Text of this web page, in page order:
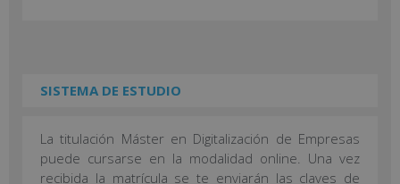
SISTEMA DE ESTUDIO
La titulación Máster en Digitalización de Empresas
puede cursarse en la modalidad online. Una vez
recibida la matrícula se te enviarán las claves de